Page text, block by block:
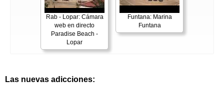
Rab - Lopar: Cámara
web en directo
Paradise Beach -
Lopar
Funtana: Marina
Funtana
Las nuevas adicciones: